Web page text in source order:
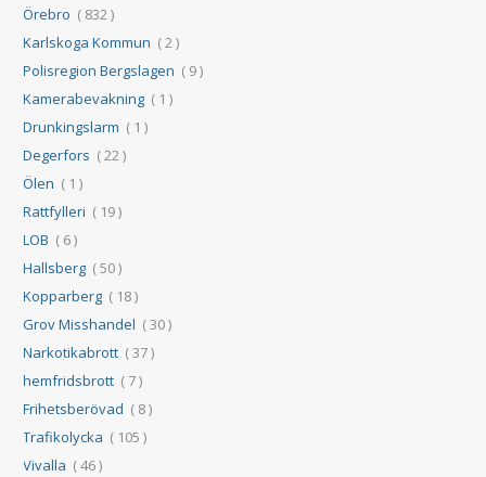
Örebro ( 832 )
Karlskoga Kommun ( 2 )
Polisregion Bergslagen ( 9 )
Kamerabevakning ( 1 )
Drunkingslarm ( 1 )
Degerfors ( 22 )
Ölen ( 1 )
Rattfylleri ( 19 )
LOB ( 6 )
Hallsberg ( 50 )
Kopparberg ( 18 )
Grov Misshandel ( 30 )
Narkotikabrott ( 37 )
hemfridsbrott ( 7 )
Frihetsberövad ( 8 )
Trafikolycka ( 105 )
Vivalla ( 46 )